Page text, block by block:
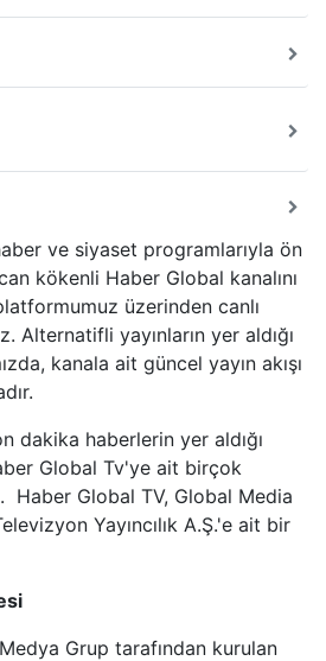
ve siyaset programlarıyla ön
kökenli Haber Global kanalını
üzerinden canlı
Alternatifli yayınların yer aldığı
kanala ait güncel yayın akışı
dakika haberlerin yer aldığı
Global Tv'ye ait birçok
Haber Global TV, Global Media
Yayıncılık A.Ş.'e ait bir
Grup tarafından kurulan